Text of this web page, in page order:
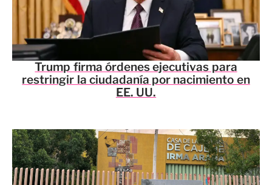
Trump firma órdenes ejecutivas para
restringir la ciudadanía por nacimiento en
EE. UU.